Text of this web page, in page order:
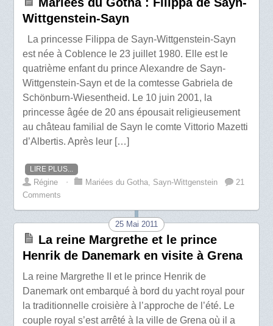
Wittgenstein-Sayn
La princesse Filippa de Sayn-Wittgenstein-Sayn
est née à Coblence le 23 juillet 1980. Elle est le
quatrième enfant du prince Alexandre de Sayn-
Wittgenstein-Sayn et de la comtesse Gabriela de
Schönburn-Wiesentheid. Le 10 juin 2001, la
princesse âgée de 20 ans épousait religieusement
au château familial de Sayn le comte Vittorio Mazetti
d’Albertis. Après leur […]
LIRE PLUS...
Régine ⋅ Mariées du Gotha Sayn-Wittgenstein
21
Comments
25 Mai 2011
La reine Margrethe et le prince
Henrik de Danemark en visite à Grena
La reine Margrethe II et le prince Henrik de
Danemark ont embarqué à bord du yacht royal pour
la traditionnelle croisière à l’approche de l’été. Le
couple royal s’est arrêté à la ville de Grena où il a